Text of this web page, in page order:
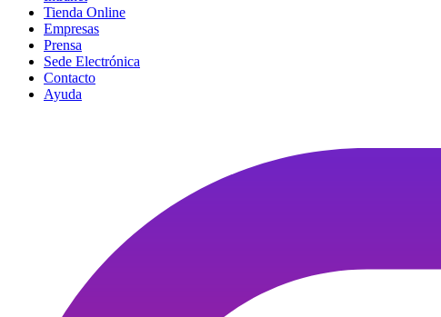
Tienda Online
Empresas
Prensa
Sede Electrónica
Contacto
Ayuda